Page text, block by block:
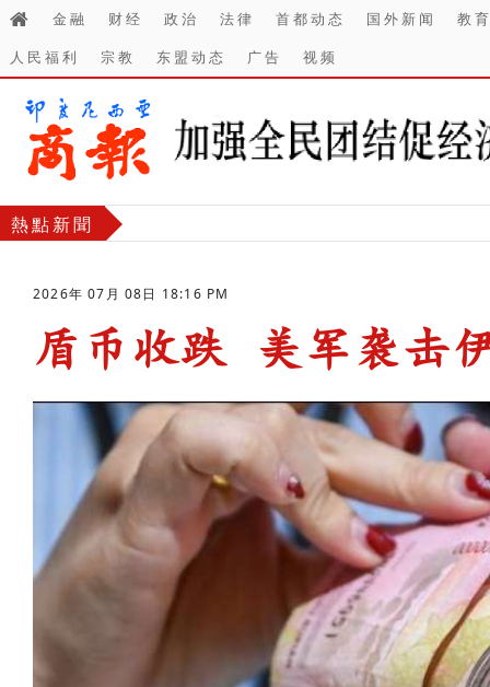
金融 财经 政治 法律 首都动态 国外新闻
教
人民福利
宗教 东盟动态 广告 视频
熱點新聞
2026年 07月 08日 18:16 PM
盾币收跌 美军袭击